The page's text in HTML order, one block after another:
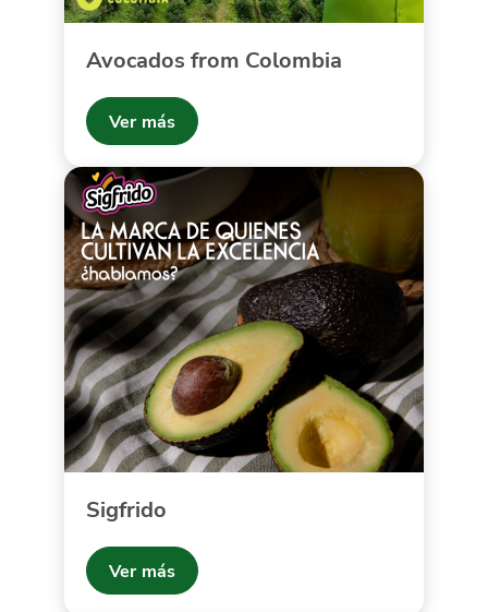
Avocados from Colombia
Ver más
Sigfrido
Ver más